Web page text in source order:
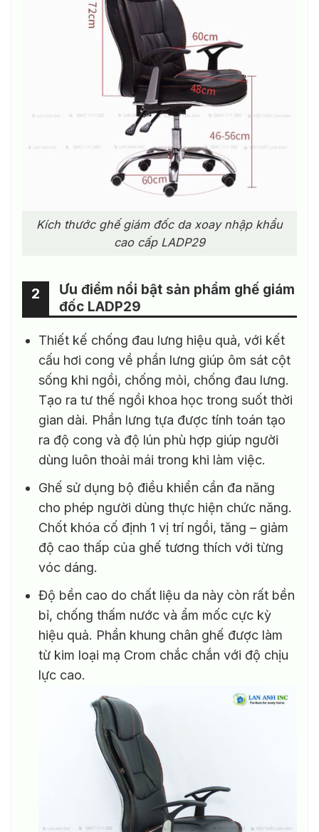
Kích thước ghế giám đốc da xoay nhập khẩu
cao cấp LADP29
Ưu điểm nổi bật sản phẩm ghế giám
đốc LADP29
2
Thiết kế chống đau lưng hiệu quả, với kết
cấu hơi cong về phần lưng giúp ôm sát cột
sống khi ngồi, chống mỏi, chống đau lưng.
Tạo ra tư thế ngồi khoa học trong suốt thời
gian dài. Phần lưng tựa được tính toán tạo
ra độ cong và độ lún phù hợp giúp người
dùng luôn thoải mái trong khi làm việc.
Ghế sử dụng bộ điều khiển cần đa năng
cho phép người dùng thực hiện chức năng.
Chốt khóa cố định 1 vị trí ngồi, tăng – giảm
độ cao thấp của ghế tương thích với từng
vóc dáng.
Độ bền cao do chất liệu da này còn rất bền
bỉ, chống thấm nước và ẩm mốc cực kỳ
hiệu quả. Phần khung chân ghế được làm
từ kim loại mạ Crom chắc chắn với độ chịu
lực cao.